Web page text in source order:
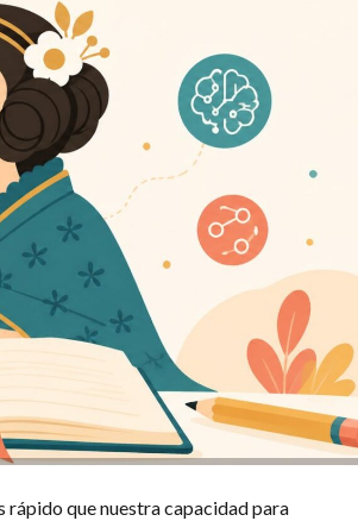
rápido que nuestra capacidad para